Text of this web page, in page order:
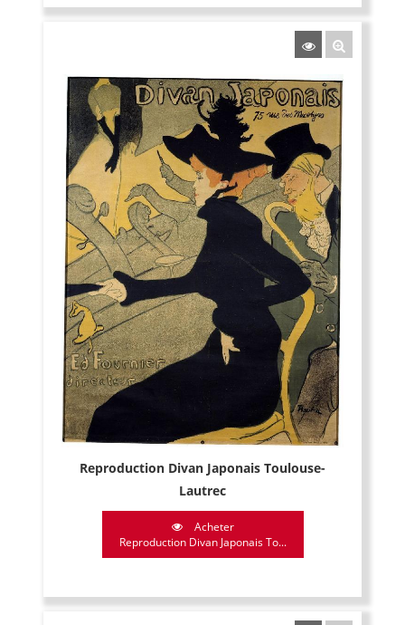
Reproduction Divan Japonais Toulouse-
Lautrec
Acheter
Reproduction Divan Japonais To...